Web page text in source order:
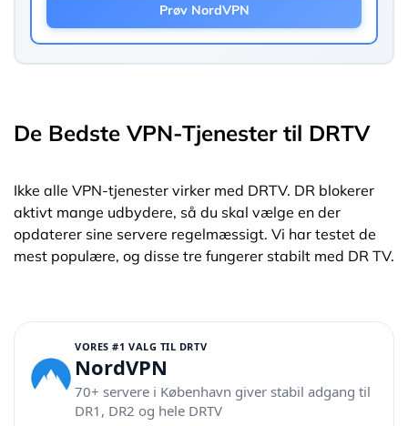
Prøv NordVPN
De Bedste VPN-Tjenester til DRTV
Ikke alle VPN-tjenester virker med DRTV. DR blokerer
aktivt mange udbydere, så du skal vælge en der
opdaterer sine servere regelmæssigt. Vi har testet de
mest populære, og disse tre fungerer stabilt med DR TV.
VORES #1 VALG TIL DRTV
NordVPN
70+ servere i København giver stabil adgang til
DR1, DR2 og hele DRTV